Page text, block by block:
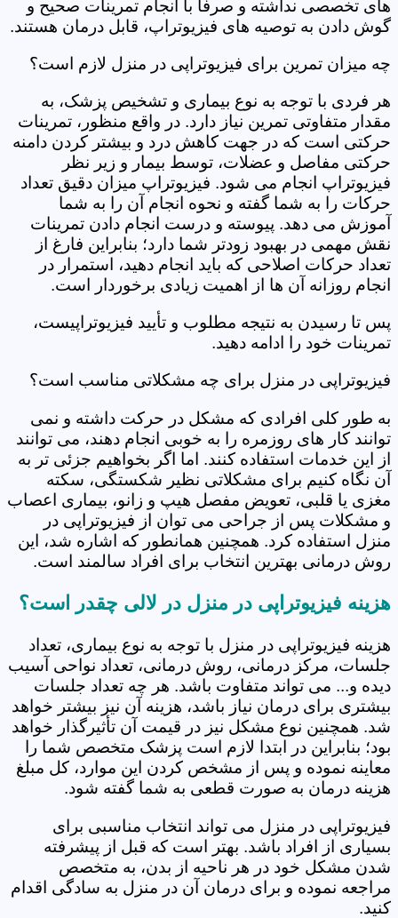
های تخصصی نداشته و صرفاً با انجام تمرینات صحیح و
گوش دادن به توصیه های فیزیوتراپ، قابل درمان هستند.
چه میزان تمرین برای فیزیوتراپی در منزل لازم است؟
هر فردی با توجه به نوع بیماری و تشخیص پزشک، به
مقدار متفاوتی تمرین نیاز دارد. در واقع منظور، تمرینات
حرکتی است که در جهت کاهش درد و بیشتر کردن دامنه
حرکتی مفاصل و عضلات، توسط بیمار و زیر نظر
فیزیوتراپ انجام می شود. فیزیوتراپ میزان دقیق تعداد
حرکات را به شما گفته و نحوه انجام آن را به شما
آموزش می دهد. پیوسته و درست انجام دادن تمرینات
نقش مهمی در بهبود زودتر شما دارد؛ بنابراین فارغ از
تعداد حرکات اصلاحی که باید انجام دهید، استمرار در
انجام روزانه آن ها از اهمیت زیادی برخوردار است.
پس تا رسیدن به نتیجه مطلوب و تأیید فیزیوتراپیست،
تمرینات خود را ادامه دهید.
فیزیوتراپی در منزل برای چه مشکلاتی مناسب است؟
به طور کلی افرادی که مشکل در حرکت داشته و نمی
توانند کار های روزمره را به خوبی انجام دهند، می توانند
از این خدمات استفاده کنند. اما اگر بخواهیم جزئی تر به
آن نگاه کنیم برای مشکلاتی نظیر شکستگی، سکته
مغزی یا قلبی، تعویض مفصل هیپ و زانو، بیماری اعصاب
و مشکلات پس از جراحی می توان از فیزیوتراپی در
منزل استفاده کرد. همچنین همانطور که اشاره شد، این
روش درمانی بهترین انتخاب برای افراد سالمند است.
هزینه فیزیوتراپی در منزل در لالی چقدر است؟
هزینه فیزیوتراپی در منزل با توجه به نوع بیماری، تعداد
جلسات، مرکز درمانی، روش درمانی، تعداد نواحی آسیب
دیده و... می تواند متفاوت باشد. هر چه تعداد جلسات
بیشتری برای درمان نیاز باشد، هزینه آن نیز بیشتر خواهد
شد. همچنین نوع مشکل نیز در قیمت آن تأثیرگذار خواهد
بود؛ بنابراین در ابتدا لازم است پزشک متخصص شما را
معاینه نموده و پس از مشخص کردن این موارد، کل مبلغ
هزینه درمان به صورت قطعی به شما گفته شود.
فیزیوتراپی در منزل می تواند انتخاب مناسبی برای
بسیاری از افراد باشد. بهتر است که قبل از پیشرفته
شدن مشکل خود در هر ناحیه از بدن، به متخصص
مراجعه نموده و برای درمان آن در منزل به سادگی اقدام
کنید.